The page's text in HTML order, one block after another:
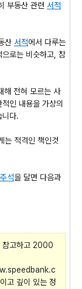
부동산 관련 서적
산 서적에서 다루는
로는 비슷하고, 참
해 전혀 모르는 사
인 내용을 가상의
니다.
는 적격인 책인것
주석을 달면 다음과
고하고 2000
고 깊이 있는 정